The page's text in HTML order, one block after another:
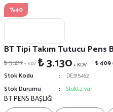
%40
BT Tipi Takım Tutucu Pens
₺ 5.217+ KDV ₺ 3.130+ KDV ₺ 409
Stok Kodu
DE315462
Stok Durumu
Stokta var
BT PENS BAŞLIĞI